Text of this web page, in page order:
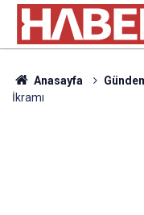
Anasayfa
İkramı